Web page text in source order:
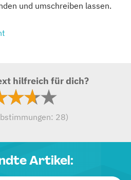
und umschreiben lassen.
hilfreich für dich?
28)
Artikel: